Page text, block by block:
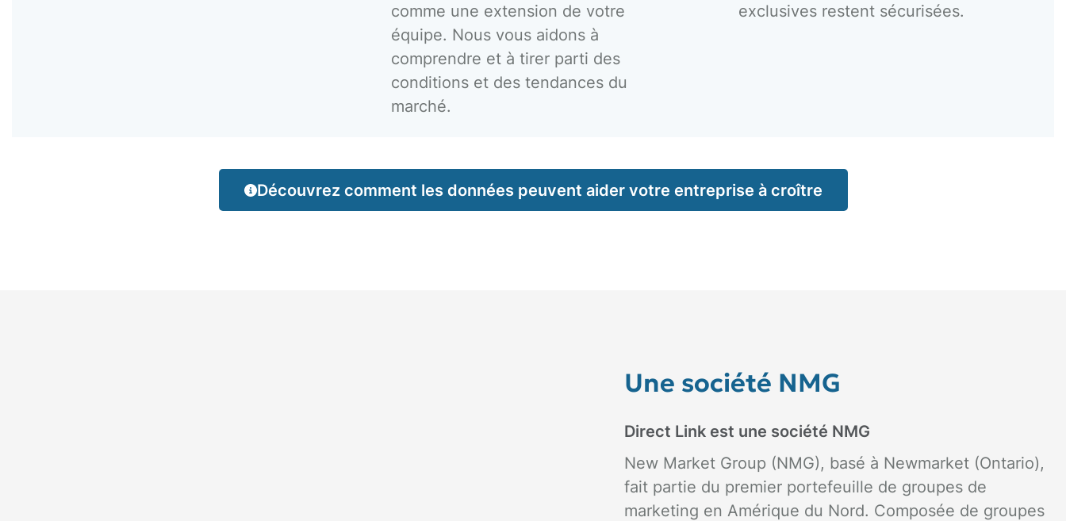
comme une extension de votre
équipe. Nous vous aidons à
comprendre et à tirer parti des
conditions et des tendances du
marché.
exclusives restent sécurisées.
Découvrez comment les données peuvent aider votre entreprise à croître
Une société NMG
Direct Link est une société NMG
New Market Group (NMG), basé à Newmarket (Ontario),
fait partie du premier portefeuille de groupes de
marketing en Amérique du Nord. Composée de groupes